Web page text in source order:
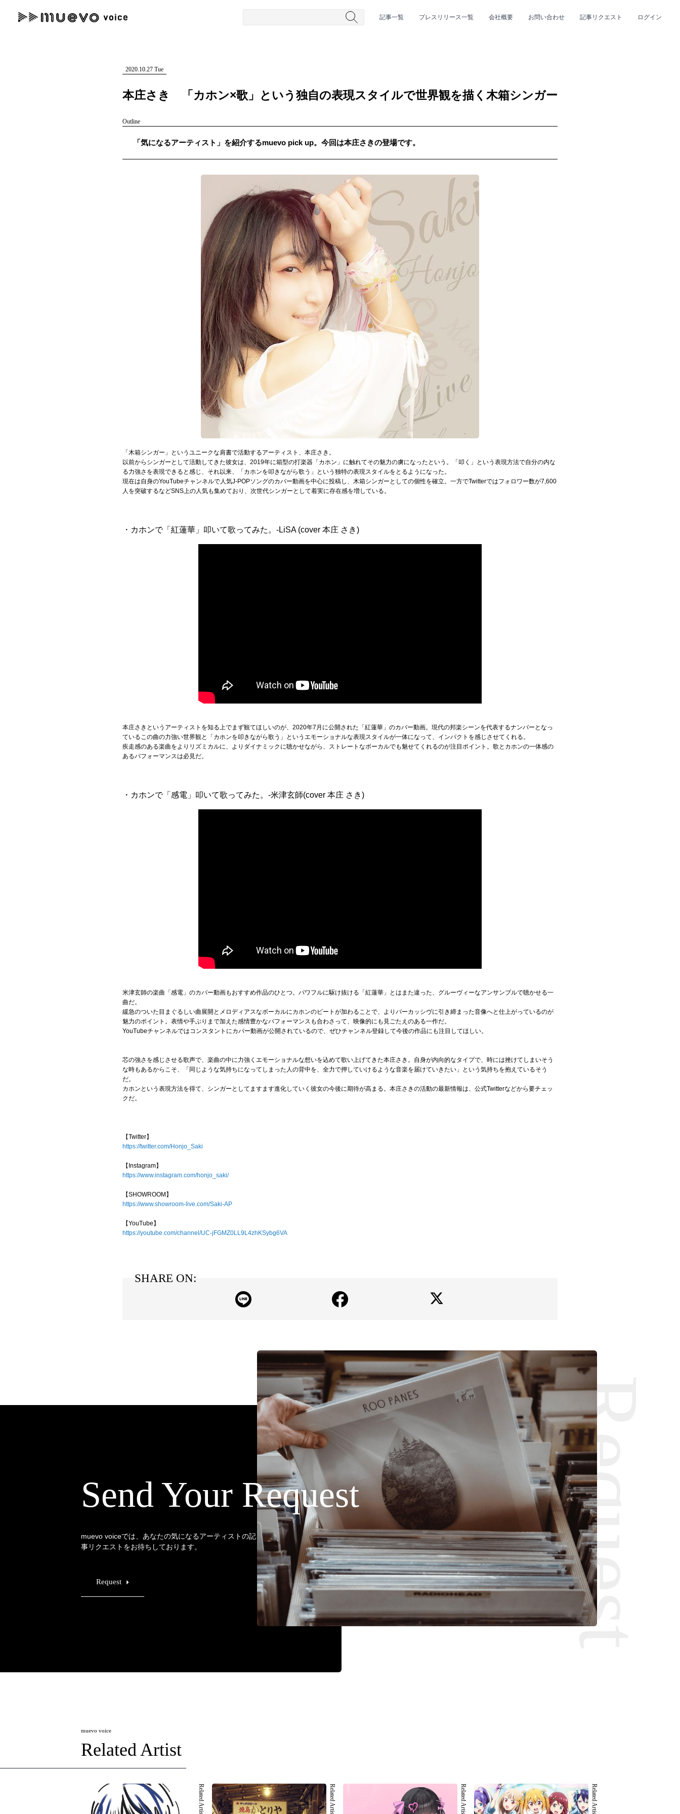
記事一覧 プレスリリース一覧 会社概要 お問い合わせ 記事リクエスト ログイン
#女性SSW #ロック #男性シンガー #HR/HM #女性シンガー #ヒップホップ #男性シンガーグループ #R&B/ソウル
"読者の声を形にする”音楽特化メディア
2020.10.27 Tue
本庄さき 「カホン×歌」という独自の表現スタイルで世界観を描く木箱シンガー
Outline
「気になるアーティスト」を紹介するmuevo pick up。今回は本庄さきの登場です。
「木箱シンガー」というユニークな肩書で活動するアーティスト、本庄さき。
以前からシンガーとして活動してきた彼女は、2019年に箱型の打楽器「カホン」に触れてその魅力の虜になったという。「叩く」という表現方法で自分の内な
る力強さを表現できると感じ、それ以来、「カホンを叩きながら歌う」という独特の表現スタイルをとるようになった。
現在は自身のYouTubeチャンネルで人気J-POPソングのカバー動画を中心に投稿し、木箱シンガーとしての個性を確立。一方でTwitterではフォロワー数が7,600
人を突破するなどSNS上の人気も集めており、次世代シンガーとして着実に存在感を増している。
・カホンで「紅蓮華」叩いて歌ってみた。-LiSA (cover 本庄 さき)
本庄さきというアーティストを知る上でまず観てほしいのが、2020年7月に公開された「紅蓮華」のカバー動画。現代の邦楽シーンを代表するナンバーとなっ
ているこの曲の力強い世界観と「カホンを叩きながら歌う」というエモーショナルな表現スタイルが一体になって、インパクトを感じさせてくれる。
疾走感のある楽曲をよりリズミカルに、よりダイナミックに聴かせながら、ストレートなボーカルでも魅せてくれるのが注目ポイント。歌とカホンの一体感の
あるパフォーマンスは必見だ。
・カホンで「感電」叩いて歌ってみた。-米津玄師(cover 本庄 さき)
米津玄師の楽曲「感電」のカバー動画もおすすめ作品のひとつ。パワフルに駆け抜ける「紅蓮華」とはまた違った、グルーヴィーなアンサンブルで聴かせる一
曲だ。
緩急のついた目まぐるしい曲展開とメロディアスなボーカルにカホンのビートが加わることで、よりパーカッシヴに引き締まった音像へと仕上がっているのが
魅力のポイント。表情や手ぶりまで加えた感情豊かなパフォーマンスも合わさって、映像的にも見ごたえのある一作だ。
YouTubeチャンネルではコンスタントにカバー動画が公開されているので、ぜひチャンネル登録して今後の作品にも注目してほしい。
芯の強さを感じさせる歌声で、楽曲の中に力強くエモーショナルな想いを込めて歌い上げてきた本庄さき。自身が内向的なタイプで、時には挫けてしまいそう
な時もあるからこそ、「同じような気持ちになってしまった人の背中を、全力で押していけるような音楽を届けていきたい」という気持ちを抱えているそう
だ。
カホンという表現方法を得て、シンガーとしてますます進化していく彼女の今後に期待が高まる。本庄さきの活動の最新情報は、公式Twitterなどから要チェッ
クだ。
【Twitter】
https://twitter.com/Honjo_Saki
【Instagram】
https://www.instagram.com/honjo_saki/
【SHOWROOM】
https://www.showroom-live.com/Saki-AP
【YouTube】
https://youtube.com/channel/UC-jFGMZ0LL9L4zhKSybg6VA
SHARE ON:
Request
Send Your Request
muevo voiceでは、あなたの気になるアーティストの記
事リクエストをお待ちしております。
Request
muevo voice
Related Artist
Related Artist 001 Related Artist 002 Related Artist 003 Related Artist 004